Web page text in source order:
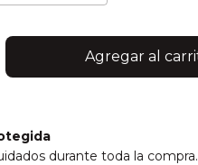
durante toda la compra.